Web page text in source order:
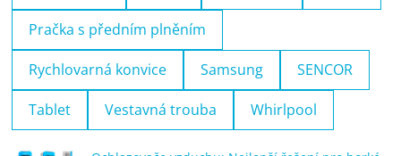
Pračka s předním plněním
Rychlovarná konvice Samsung SENCOR
Tablet Vestavná trouba Whirlpool